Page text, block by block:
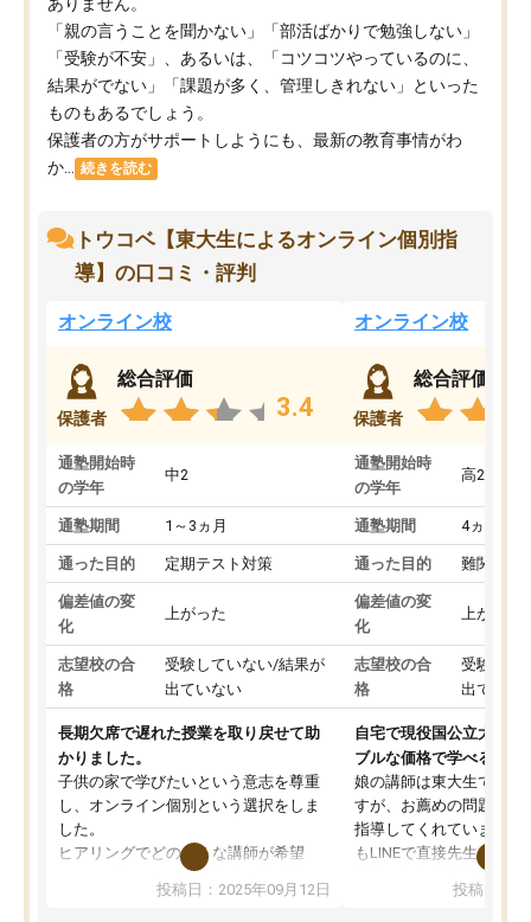
「親の言うことを聞かない」「部活ばかりで勉強しない」
「受験が不安」、あるいは、「コツコツやっているのに、
結果がでない」「課題が多く、管理しきれない」といった
ものもあるでしょう。
保護者の方がサポートしようにも、最新の教育事情がわ
か...
続きを読む
トウコベ【東大生によるオンライン個別指
導】の口コミ・評判
オンライン校
保護者
総合評価
3.4
通塾開始時
の学年
中2
通塾期間 1～3ヵ月
通った目的 定期テスト対策
偏差値の変
化
上がった
志望校の合
格
受験していない/結果が
出ていない
長期欠席で遅れた授業を取り戻せて助
かりました。
子供の家で学びたいという意志を尊重
し、オンライン個別という選択をしま
した。
ヒアリングでどのような講師が希望
か、オプションは付帯するかなど選ぶ
事が出来ました。
投稿日：2025年09月12日
オンライン校
保護者
総合評価
通塾開始時
の学年
高2
通塾期間 4ヵ月～1
通った目的 難関私立
偏差値の変
化
上がった
志望校の合
格
受験して
出ていな
自宅で現役国公立大学生
ブルな価格で学べる
娘の講師は東大生では無
すが、お薦めの問題集や
指導してくれています。
もLINEで直接先生に質問
めれるので、個人に合
投稿日：